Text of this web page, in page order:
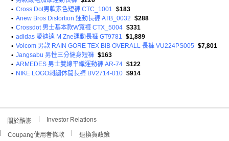
• Cross Dot男款素色短褲 CTC_1001 $183
• Anew Bros Distortion 運動長褲 ATB_0032 $288
• Crossdot 男士基本款W寬褲 CTX_5004 $331
• adidas 愛迪達 M Zne運動長褲 GT9781 $1,889
• Volcom 男款 RAIN GORE TEX BIB OVERALL 長褲 VU224PS005 $7,801
• Jangsabu 男性三分健身短褲 $163
• ARMEDES 男士雙線平織運動褲 AR-74 $122
• NIKE LOGO刺繡休閒長褲 BV2714-010 $914
關於酷澎 Investor Relations
Coupang使用者條款 退換貨政策